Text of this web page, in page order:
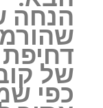
‏הנחה
של